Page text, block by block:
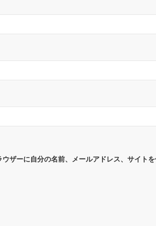
ザーに自分の名前、メールアドレス、サイト